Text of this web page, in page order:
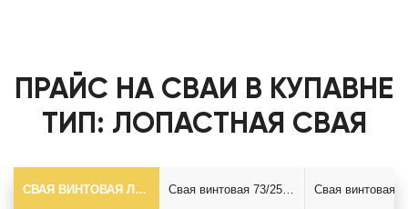
ПРАЙС НА СВАИ В КУПАВНЕ
ТИП: ЛОПАСТНАЯ СВАЯ
СВАЯ ВИНТОВАЯ ЛОПАСТНАЯ Ф73*5.5